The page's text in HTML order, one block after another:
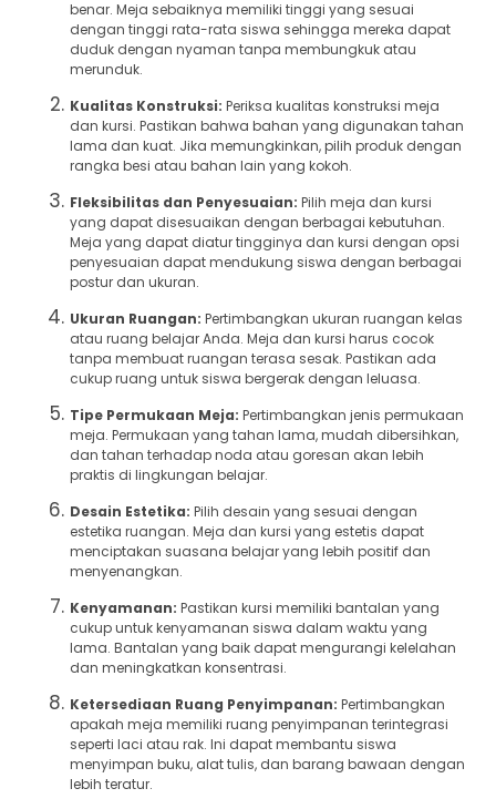
benar. Meja sebaiknya memiliki tinggi yang sesuai
dengan tinggi rata-rata siswa sehingga mereka dapat
duduk dengan nyaman tanpa membungkuk atau
merunduk.
Kualitas Konstruksi: Periksa kualitas konstruksi meja
dan kursi. Pastikan bahwa bahan yang digunakan tahan
lama dan kuat. Jika memungkinkan, pilih produk dengan
rangka besi atau bahan lain yang kokoh.
Fleksibilitas dan Penyesuaian: Pilih meja dan kursi
yang dapat disesuaikan dengan berbagai kebutuhan.
Meja yang dapat diatur tingginya dan kursi dengan opsi
penyesuaian dapat mendukung siswa dengan berbagai
postur dan ukuran.
Ukuran Ruangan: Pertimbangkan ukuran ruangan kelas
atau ruang belajar Anda. Meja dan kursi harus cocok
tanpa membuat ruangan terasa sesak. Pastikan ada
cukup ruang untuk siswa bergerak dengan leluasa.
Tipe Permukaan Meja: Pertimbangkan jenis permukaan
meja. Permukaan yang tahan lama, mudah dibersihkan,
dan tahan terhadap noda atau goresan akan lebih
praktis di lingkungan belajar.
Desain Estetika: Pilih desain yang sesuai dengan
estetika ruangan. Meja dan kursi yang estetis dapat
menciptakan suasana belajar yang lebih positif dan
menyenangkan.
Kenyamanan: Pastikan kursi memiliki bantalan yang
cukup untuk kenyamanan siswa dalam waktu yang
lama. Bantalan yang baik dapat mengurangi kelelahan
dan meningkatkan konsentrasi.
Ketersediaan Ruang Penyimpanan: Pertimbangkan
apakah meja memiliki ruang penyimpanan terintegrasi
seperti laci atau rak. Ini dapat membantu siswa
menyimpan buku, alat tulis, dan barang bawaan dengan
lebih teratur.